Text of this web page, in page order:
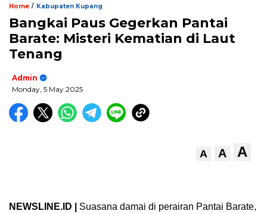
Home / Kabupaten Kupang
Bangkai Paus Gegerkan Pantai
Barate: Misteri Kematian di Laut
Tenang
Admin
Monday, 5 May 2025
A A A
NEWSLINE.ID |
Suasana damai di perairan Pantai Barate,